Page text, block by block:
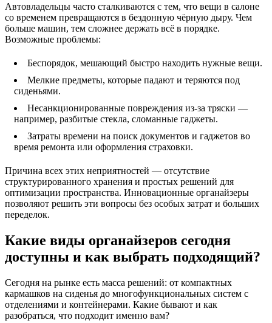
Автовладельцы часто сталкиваются с тем, что вещи в салоне
со временем превращаются в бездонную чёрную дыру. Чем
больше машин, тем сложнее держать всё в порядке.
Возможные проблемы:
Беспорядок, мешающий быстро находить нужные вещи.
Мелкие предметы, которые падают и теряются под
сиденьями.
Несанкционированные повреждения из-за тряски —
например, разбитые стекла, сломанные гаджеты.
Затраты времени на поиск документов и гаджетов во
время ремонта или оформления страховки.
Причина всех этих неприятностей — отсутствие
структурированного хранения и простых решений для
оптимизации пространства. Инновационные органайзеры
позволяют решить эти вопросы без особых затрат и больших
переделок.
Какие виды органайзеров сегодня
доступны и как выбрать подходящий?
Сегодня на рынке есть масса решений: от компактных
кармашков на сиденья до многофункциональных систем с
отделениями и контейнерами. Какие бывают и как
разобраться, что подходит именно вам?